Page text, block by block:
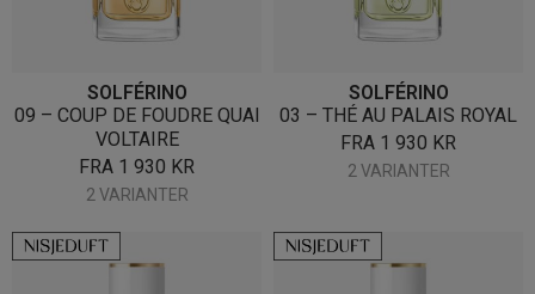
SOLFÉRINO
09 – COUP DE FOUDRE QUAI
VOLTAIRE
FRA 1 930 KR
2 VARIANTER
SOLFÉRINO
03 – THÉ AU PALAIS ROYAL
FRA 1 930 KR
2 VARIANTER